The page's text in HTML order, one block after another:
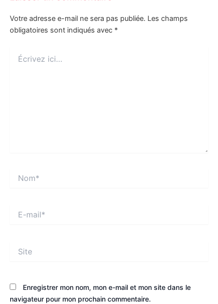
Votre adresse e-mail ne sera pas publiée. Les champs
obligatoires sont indiqués avec *
ici…
mail*
Enregistrer mon nom, mon e-mail et mon site dans le
navigateur pour mon prochain commentaire.